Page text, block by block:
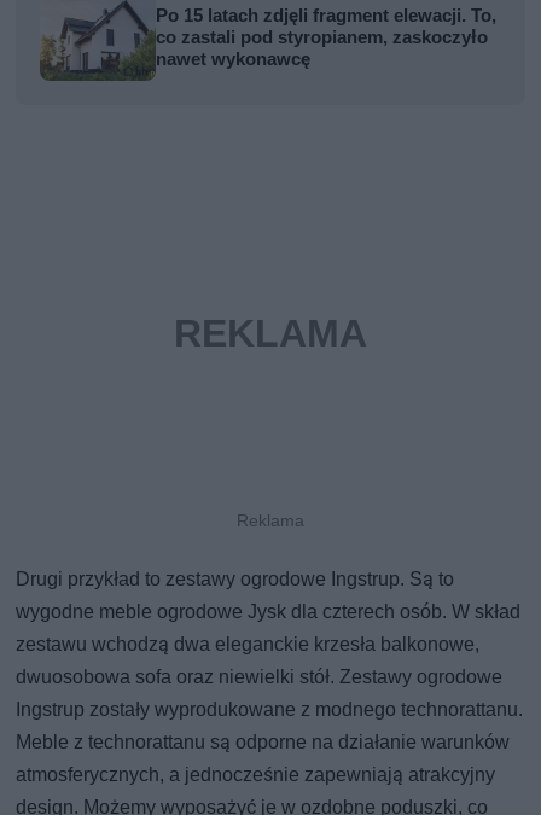
Po 15 latach zdjęli fragment elewacji. To,
co zastali pod styropianem, zaskoczyło
nawet wykonawcę
Drugi przykład to zestawy ogrodowe Ingstrup. Są to
wygodne meble ogrodowe Jysk dla czterech osób. W skład
zestawu wchodzą dwa eleganckie krzesła balkonowe,
dwuosobowa sofa oraz niewielki stół. Zestawy ogrodowe
Ingstrup zostały wyprodukowane z modnego technorattanu.
Meble z technorattanu są odporne na działanie warunków
atmosferycznych, a jednocześnie zapewniają atrakcyjny
design. Możemy wyposażyć je w ozdobne poduszki, co